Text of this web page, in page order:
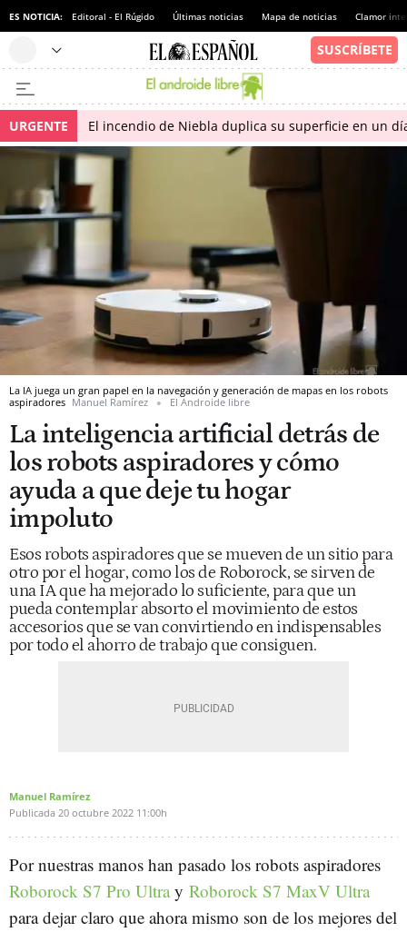
ES NOTICIA: Editoral - El Rúgido Últimas noticias Mapa de noticias Clamor
URGENTE El incendio de Niebla duplica su superficie en un
La IA juega un gran papel en la navegación y generación de mapas en los robots
aspiradores Manuel Ramírez El Androide libre
La inteligencia artificial detrás de
los robots aspiradores y cómo
ayuda a que deje tu hogar
impoluto
Esos robots aspiradores que se mueven de un sitio para
otro por el hogar, como los de Roborock, se sirven de
una IA que ha mejorado lo suficiente, para que un
pueda contemplar absorto el movimiento de estos
accesorios que se van convirtiendo en indispensables
por todo el ahorro de trabajo que consiguen.
Manuel Ramírez
Publicada 20 octubre 2022 11:00h
Por nuestras manos han pasado los robots aspiradores
Roborock S7 Pro Ultray Roborock S7 MaxV Ultra
para dejar claro que ahora mismo son de los mejores del